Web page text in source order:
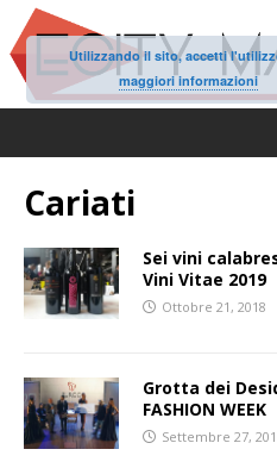
Cariati
Sei vini
Vini Vitae 2019
Ottobre 21, 2018
Grotta dei
FASHION WEEK
Settembre 27,
Utilizzando il sito, accetti
maggiori informazioni